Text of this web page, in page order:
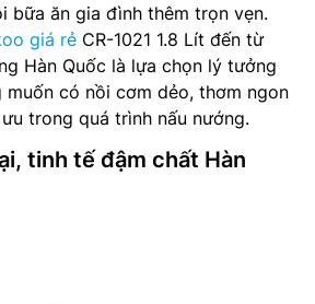
bữa ăn gia đình thêm trọn vẹn.
giá rẻ CR-1021 1.8 Lít đến từ
Hàn Quốc là lựa chọn lý tưởng
muốn có nồi cơm dẻo, thơm ngon
trong quá trình nấu nướng.
tinh tế đậm chất Hàn